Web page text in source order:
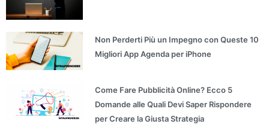
Non Perderti Più un Impegno con Queste 10
Migliori App Agenda per iPhone
Come Fare Pubblicità Online? Ecco 5
Domande alle Quali Devi Saper Rispondere
per Creare la Giusta Strategia